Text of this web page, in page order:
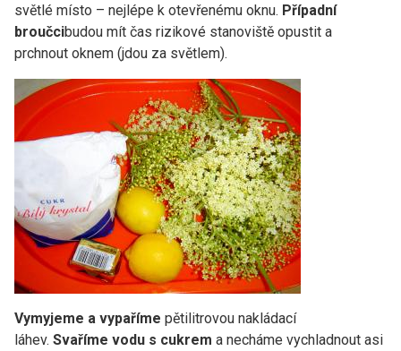
světlé místo – nejlépe k otevřenému oknu. Případní
broučcibudou mít čas rizikové stanoviště opustit a
prchnout oknem (jdou za světlem).
Vymyjeme a vypaříme pětilitrovou nakládací
láhev. Svaříme vodu s cukrem a necháme vychladnout asi